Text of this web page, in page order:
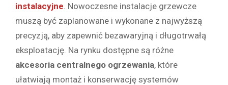
instalacyjne . Nowoczesne instalacje grzewcze
muszą być zaplanowane i wykonane z najwyższą
precyzją, aby zapewnić bezawaryjną i długotrwałą
eksploatację. Na rynku dostępne są różne
akcesoria centralnego ogrzewania, które
ułatwiają montaż i konserwację systemów